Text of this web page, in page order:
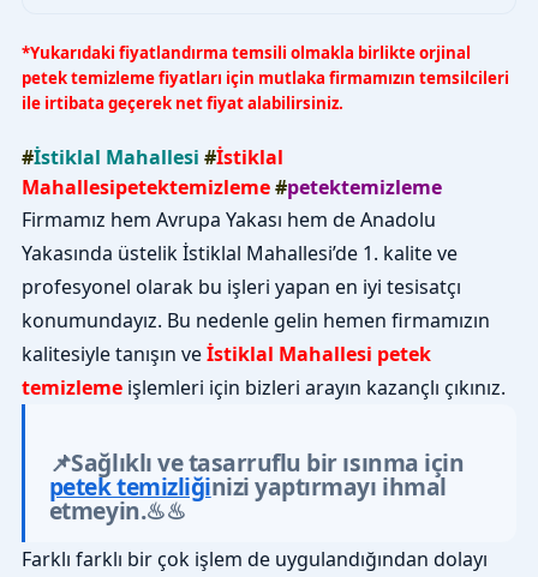
*Yukarıdaki fiyatlandırma temsili olmakla birlikte orjinal
petek temizleme fiyatları için mutlaka firmamızın temsilcileri
ile irtibata geçerek net fiyat alabilirsiniz.
#İstiklal Mahallesi #İstiklal
Mahallesipetektemizleme#petektemizleme
Firmamız hem Avrupa Yakası hem de Anadolu
Yakasında üstelik İstiklal Mahallesi’de 1. kalite ve
profesyonel olarak bu işleri yapan en iyi tesisatçı
konumundayız. Bu nedenle gelin hemen firmamızın
kalitesiyle tanışın veİstiklal Mahallesi petek
temizlemeişlemleri için bizleri arayın kazançlı çıkınız.
📌Sağlıklı ve tasarruflu bir ısınma için
petek temizliğinizi yaptırmayı ihmal
etmeyin.♨♨
Farklı farklı bir çok işlem de uygulandığından dolayı